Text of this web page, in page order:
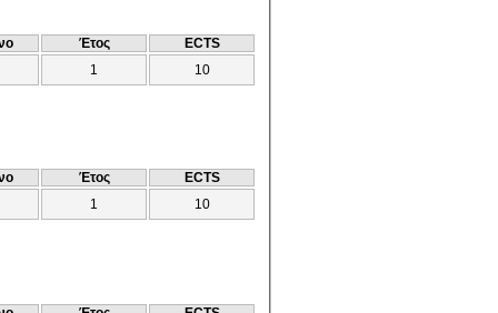
Έτος
ECTS
1 10
Έτος
ECTS
1 10